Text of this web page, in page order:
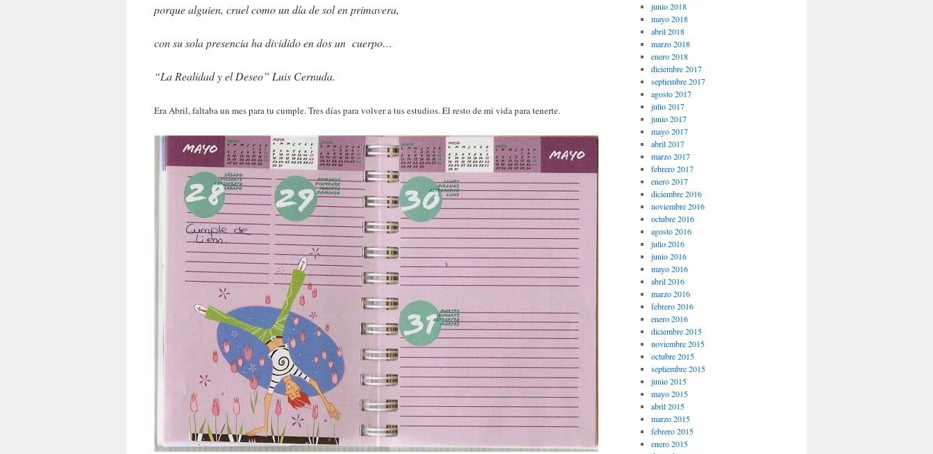
porque alguien, cruel como un día de sol en primavera,
con su sola presencia ha dividido en dos un cuerpo…
“La Realidad y el Deseo” Luis Cernuda.
Era Abril, faltaba un mes para tu cumple. Tres días para volver a tus estudios. El resto de mi vida para tenerte.
junio 2018
mayo 2018
abril 2018
marzo 2018
enero 2018
diciembre 2017
septiembre 2017
agosto 2017
julio 2017
junio 2017
mayo 2017
abril 2017
marzo 2017
febrero 2017
enero 2017
diciembre 2016
noviembre 2016
octubre 2016
agosto 2016
julio 2016
junio 2016
mayo 2016
abril 2016
marzo 2016
febrero 2016
enero 2016
diciembre 2015
noviembre 2015
octubre 2015
septiembre 2015
junio 2015
mayo 2015
abril 2015
marzo 2015
febrero 2015
enero 2015